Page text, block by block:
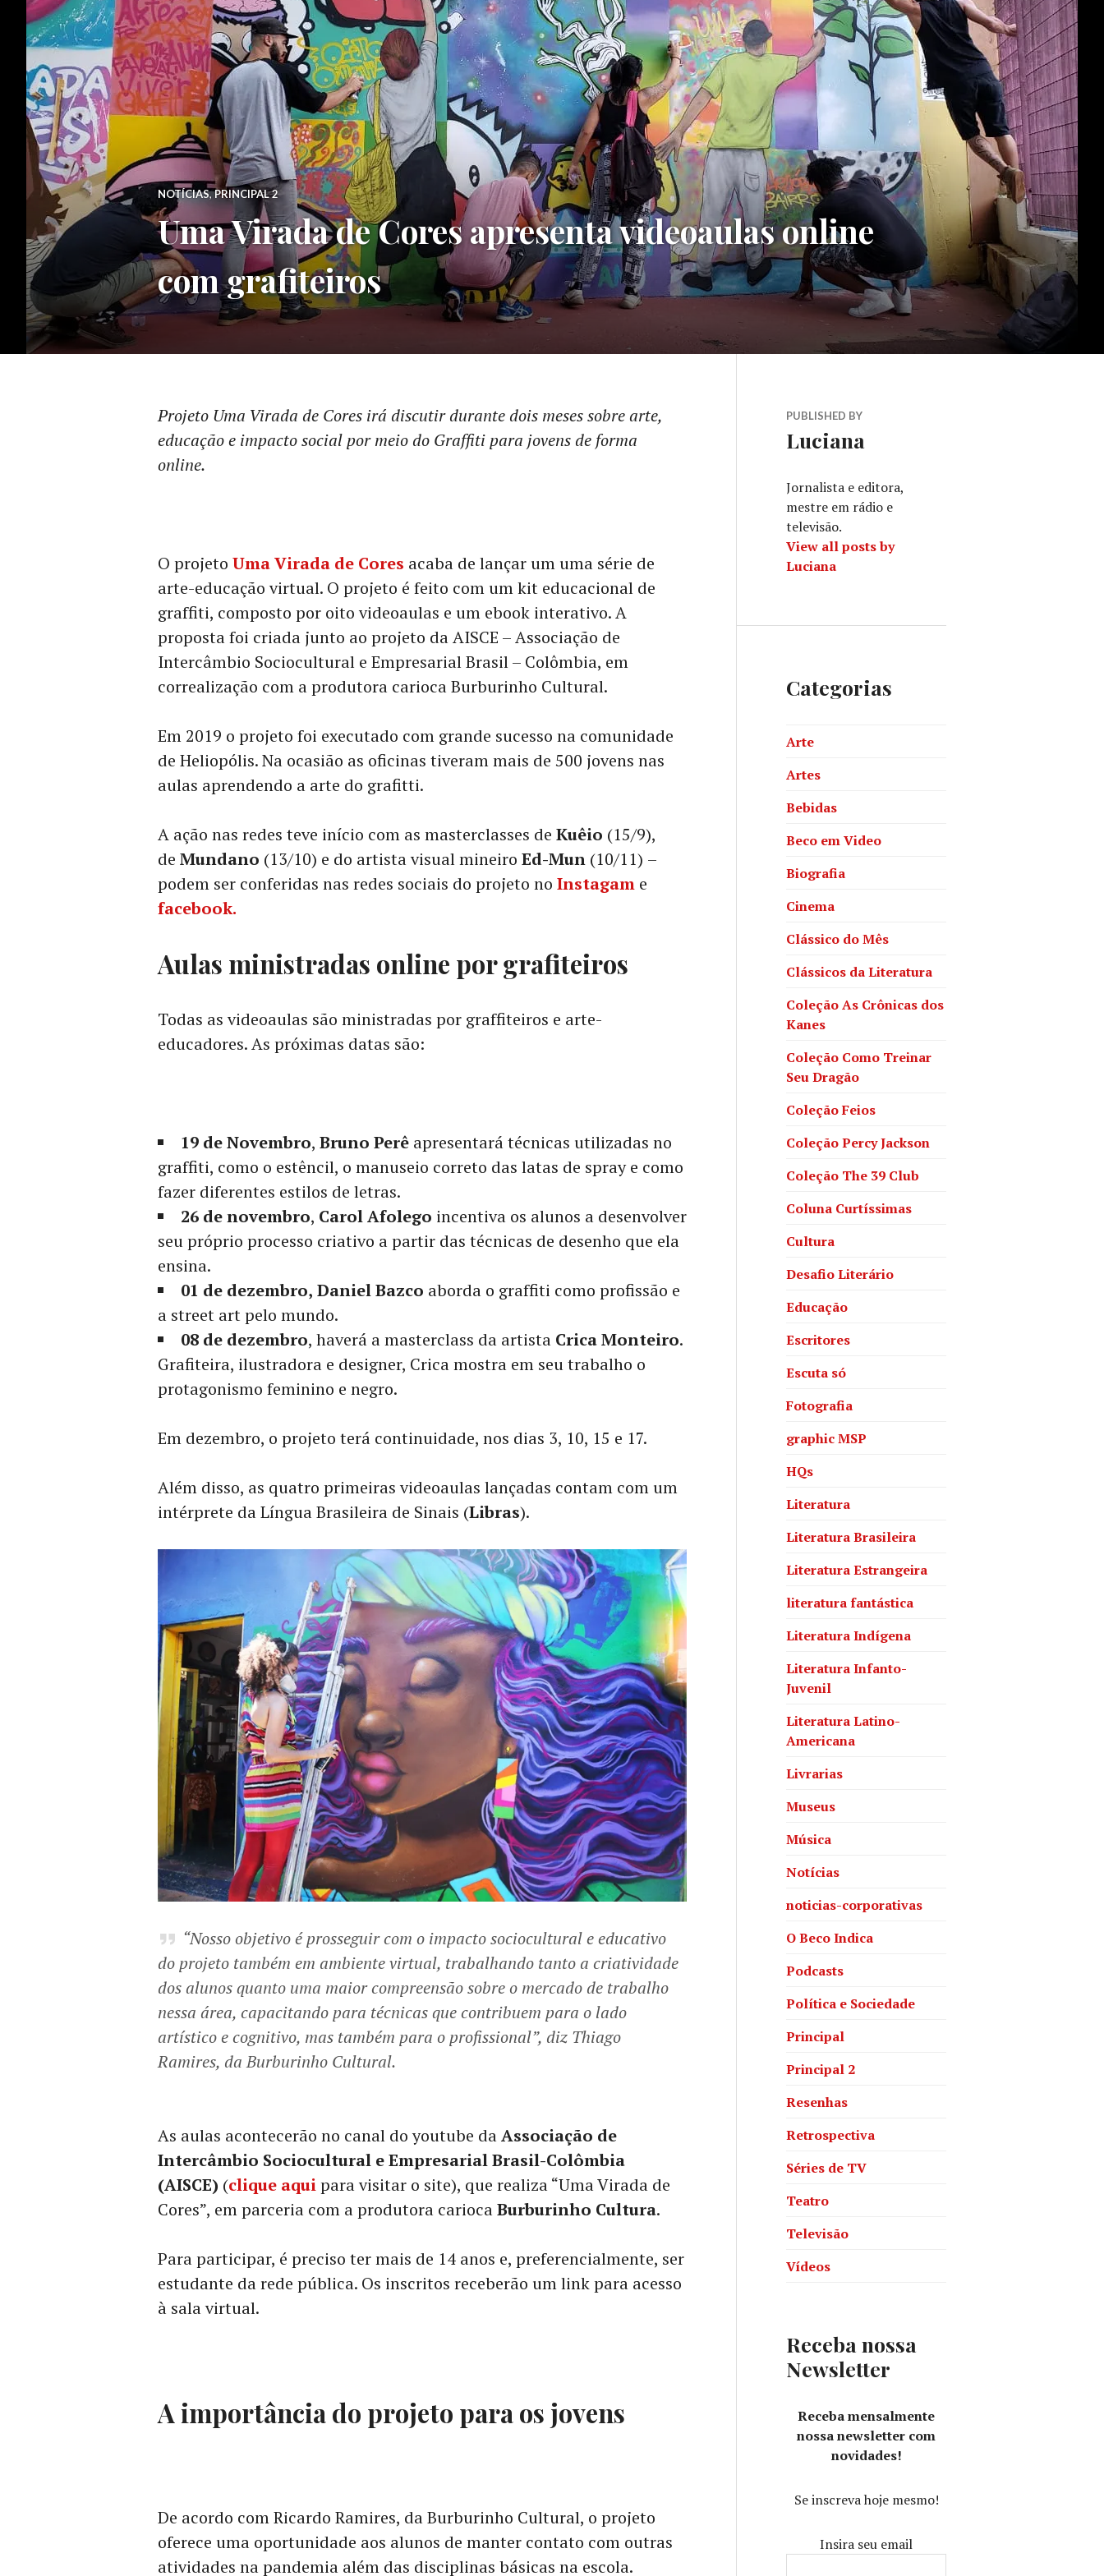
NOTÍCIAS,PRINCIPAL 2
Uma Virada de Cores apresenta videoaulas online
com grafiteiros
Projeto Uma Virada de Cores irá discutir durante dois meses sobre arte,
educação e impacto social por meio do Graffiti para jovens de forma
online.
O projeto Uma Virada de Cores acaba de lançar um uma série de
arte-educação virtual. O projeto é feito com um kit educacional de
graffiti, composto por oito videoaulas e um ebook interativo. A
proposta foi criada junto ao projeto da AISCE – Associação de
Intercâmbio Sociocultural e Empresarial Brasil – Colômbia, em
correalização com a produtora carioca Burburinho Cultural.
Em 2019 o projeto foi executado com grande sucesso na comunidade
de Heliopólis. Na ocasião as oficinas tiveram mais de 500 jovens nas
aulas aprendendo a arte do grafitti.
A ação nas redes teve início com as masterclasses de Kuêio (15/9),
de Mundano (13/10) e do artista visual mineiro Ed-Mun (10/11) –
podem ser conferidas nas redes sociais do projeto no Instagam e
facebook.
Aulas ministradas online por grafiteiros
Todas as videoaulas são ministradas por graffiteiros e arte-
educadores. As próximas datas são:
19 de Novembro, Bruno Perê apresentará técnicas utilizadas no
graffiti, como o estêncil, o manuseio correto das latas de spray e como
fazer diferentes estilos de letras.
26 de novembro, Carol Afolego incentiva os alunos a desenvolver
seu próprio processo criativo a partir das técnicas de desenho que ela
ensina.
01 de dezembro, Daniel Bazco aborda o graffiti como profissão e
a street art pelo mundo.
08 de dezembro, haverá a masterclass da artista Crica Monteiro.
Grafiteira, ilustradora e designer, Crica mostra em seu trabalho o
protagonismo feminino e negro.
Em dezembro, o projeto terá continuidade, nos dias 3, 10, 15 e 17.
Além disso, as quatro primeiras videoaulas lançadas contam com um
intérprete da Língua Brasileira de Sinais (Libras).
“Nosso objetivo é prosseguir com o impacto sociocultural e educativo
do projeto também em ambiente virtual, trabalhando tanto a criatividade
dos alunos quanto uma maior compreensão sobre o mercado de trabalho
nessa área, capacitando para técnicas que contribuem para o lado
artístico e cognitivo, mas também para o profissional”, diz Thiago
Ramires, da Burburinho Cultural.
As aulas acontecerão no canal do youtube daAssociação de
Intercâmbio Sociocultural e Empresarial Brasil-Colômbia
(AISCE) (clique aquipara visitar o site), que realiza “Uma Virada de
Cores”, em parceria com a produtora cariocaBurburinho Cultura.
Para participar, é preciso ter mais de 14 anos e, preferencialmente, ser
estudante da rede pública. Os inscritos receberão um link para acesso
à sala virtual.
A importância do projeto para os jovens
De acordo com Ricardo Ramires, da Burburinho Cultural, o projeto
oferece uma oportunidade aos alunos de manter contato com outras
atividades na pandemia além das disciplinas básicas na escola.
PUBLISHED BY
Luciana
Jornalista e editora,
mestre em rádio e
televisão.
View all posts by
Luciana
Categorias
Arte
Artes
Bebidas
Beco em Video
Biografia
Cinema
Clássico do Mês
Clássicos da Literatura
Coleção As Crônicas dos
Kanes
Coleção Como Treinar
Seu Dragão
Coleção Feios
Coleção Percy Jackson
Coleção The 39 Club
Coluna Curtíssimas
Cultura
Desafio Literário
Educação
Escritores
Escuta só
Fotografia
graphic MSP
HQs
Literatura
Literatura Brasileira
Literatura Estrangeira
literatura fantástica
Literatura Indígena
Literatura Infanto-
Juvenil
Literatura Latino-
Americana
Livrarias
Museus
Música
Notícias
noticias-corporativas
O Beco Indica
Podcasts
Política e Sociedade
Principal
Principal 2
Resenhas
Retrospectiva
Séries de TV
Teatro
Televisão
Vídeos
Receba nossa
Newsletter
Receba mensalmente
nossa newsletter com
novidades!
Se inscreva hoje mesmo!
Insira seu email